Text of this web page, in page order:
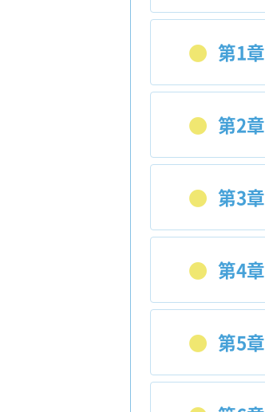
第1章
第2章
第3章
第4章
第5章